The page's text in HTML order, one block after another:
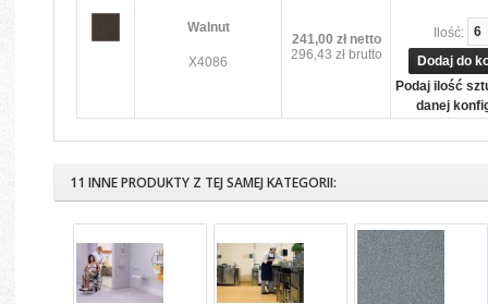
Walnut
X4086
241,00 złnetto
296,43 złbrutto
Ilość:
Dodaj do
Podaj ilość
danej
11 INNE PRODUKTY Z TEJ SAMEJ KATEGORII: